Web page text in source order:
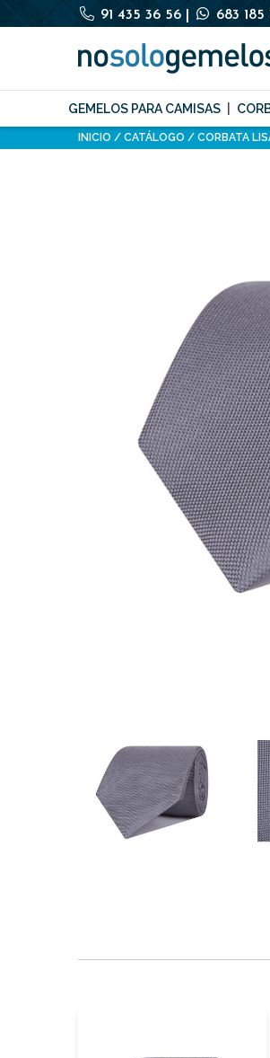
91 435 36 56 683 185
GEMELOS PARA CAMISAS
INICIO CATÁLOGO CORBATA